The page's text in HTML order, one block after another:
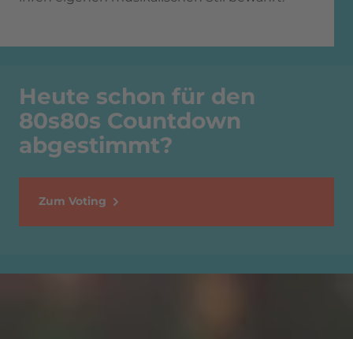
Heute schon für den
80s80s Countdown
abgestimmt?
Zum Voting